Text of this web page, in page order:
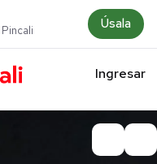
Úsala
Ingresar